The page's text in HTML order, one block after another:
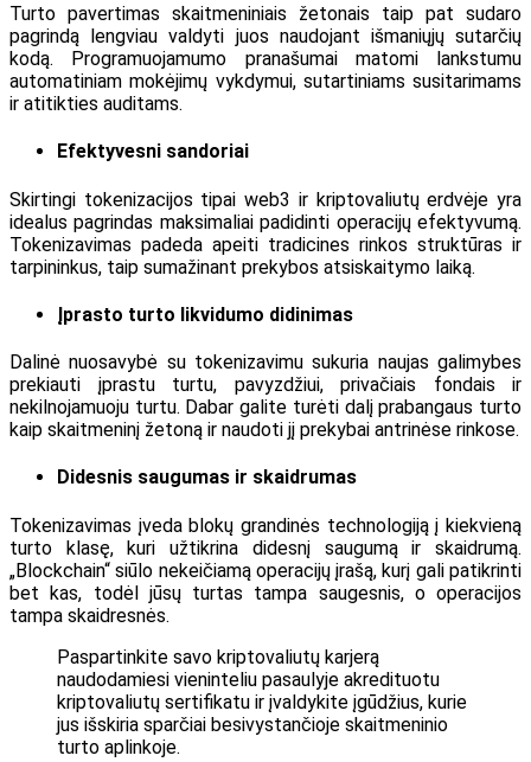
Turto pavertimas skaitmeniniais žetonais taip pat sudaro
pagrindą lengviau valdyti juos naudojant išmaniųjų sutarčių
kodą. Programuojamumo pranašumai matomi lankstumu
automatiniam mokėjimų vykdymui, sutartiniams susitarimams
ir atitikties auditams.
Efektyvesni sandoriai
Skirtingi tokenizacijos tipai web3 ir kriptovaliutų erdvėje yra
idealus pagrindas maksimaliai padidinti operacijų efektyvumą.
Tokenizavimas padeda apeiti tradicines rinkos struktūras ir
tarpininkus, taip sumažinant prekybos atsiskaitymo laiką.
Įprasto turto likvidumo didinimas
Dalinė nuosavybė su tokenizavimu sukuria naujas galimybes
prekiauti įprastu turtu, pavyzdžiui, privačiais fondais ir
nekilnojamuoju turtu. Dabar galite turėti dalį prabangaus turto
kaip skaitmeninį žetoną ir naudoti jį prekybai antrinėse rinkose.
Didesnis saugumas ir skaidrumas
Tokenizavimas įveda blokų grandinės technologiją į kiekvieną
turto klasę, kuri užtikrina didesnį saugumą ir skaidrumą.
„Blockchain“ siūlo nekeičiamą operacijų įrašą, kurį gali patikrinti
bet kas, todėl jūsų turtas tampa saugesnis, o operacijos
tampa skaidresnės.
Paspartinkite savo kriptovaliutų karjerą
naudodamiesi vieninteliu pasaulyje akredituotu
kriptovaliutų sertifikatu ir įvaldykite įgūdžius, kurie
jus išskiria sparčiai besivystančioje skaitmeninio
turto aplinkoje.